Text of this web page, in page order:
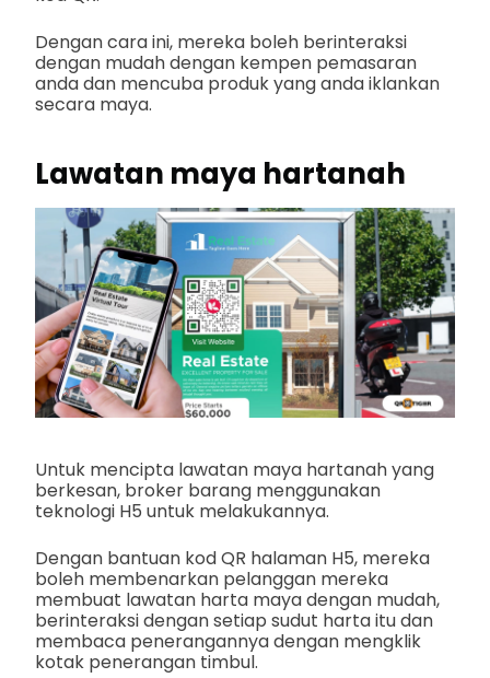
Dengan cara ini, mereka boleh berinteraksi
dengan mudah dengan kempen pemasaran
anda dan mencuba produk yang anda iklankan
secara maya.
Lawatan maya hartanah
Untuk mencipta lawatan maya hartanah yang
berkesan, broker barang menggunakan
teknologi H5 untuk melakukannya.
Dengan bantuan kod QR halaman H5, mereka
boleh membenarkan pelanggan mereka
membuat lawatan harta maya dengan mudah,
berinteraksi dengan setiap sudut harta itu dan
membaca penerangannya dengan mengklik
kotak penerangan timbul.